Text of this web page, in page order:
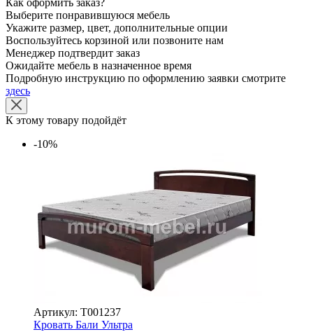
Как оформить заказ?
Выберите понравившуюся мебель
Укажите размер, цвет, дополнительные опции
Воспользуйтесь корзиной или позвоните нам
Менеджер подтвердит заказ
Ожидайте мебель в назначенное время
Подробную инструкцию по оформлению заявки смотрите
здесь
К этому товару подойдёт
-10%
Артикул: Т001237
Кровать Бали Ультра